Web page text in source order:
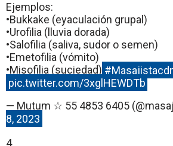
Ejemplos:
•Bukkake (eyaculación grupal)
•Urofilia (lluvia dorada)
•Salofilia (saliva, sudor o semen)
•Emetofilia (vómito)
•Misofilia (suciedad)
pic.twitter.com/3xglHEWDTb
— Mutum ☆ 55 4853 6405
8, 2023
4